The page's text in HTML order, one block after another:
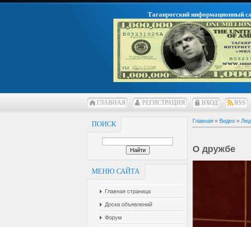
Таганрогский информационный
ГЛАВНАЯ РЕГИСТРАЦИЯ ВХОД RSS
ПОИСК
МЕНЮ САЙТА
Главная страница
Доска объявлений
Форум
Главная » Видео »
О дружбе